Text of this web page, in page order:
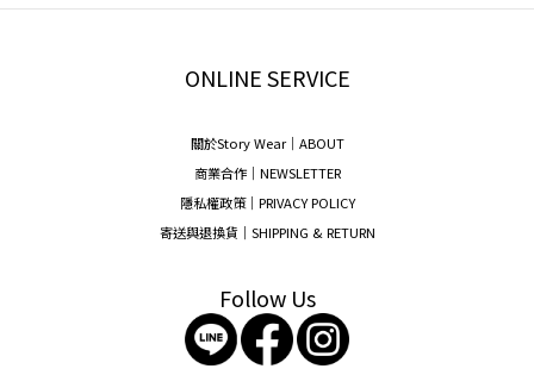
ONLINE SERVICE
關於Story Wear｜ABOUT
商業合作｜NEWSLETTER
隱私權政策｜PRIVACY POLICY
寄送與退換貨｜SHIPPING & RETURN
Follow Us